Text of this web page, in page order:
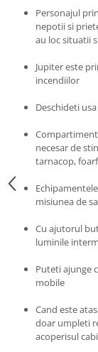
Progarden
Prosperplast
Raduka
Sequin Art
Silverlit
Simba
Smoby
Spin Master
Stragoo Games
Sycomore
Topbright
Personajul
nepotii si
au loc situatii
Jupiter este
incendiilor
Deschideti
necesar de
tarnacop,
misiunea de
Cu ajutorul
luminile
Puteti ajunge
mobile
Cand este
doar umpleti
acoperisul